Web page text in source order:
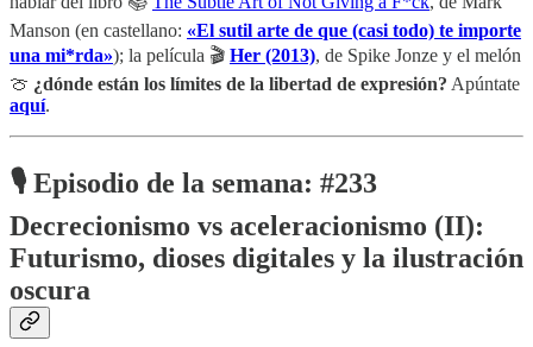
Manson (en castellano: «El sutil arte de que (casi todo) te importe
una mi*rda»); la película 🎬 Her (2013), de Spike Jonze y el melón
🍈 ¿dónde están los límites de la libertad de expresión? Apúntate
aquí.
🎙️ Episodio de la semana: #233
Decrecionismo vs aceleracionismo (II):
Futurismo, dioses digitales y la ilustración
oscura